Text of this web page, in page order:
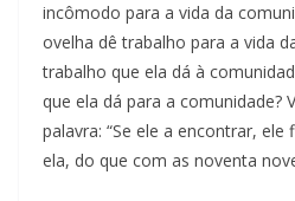
incômodo para a vida da
ovelha dê trabalho para a vida
trabalho que ela dá à
que ela dá para a comunidade?
palavra: “Se ele a encontrar,
ela, do que com as noventa